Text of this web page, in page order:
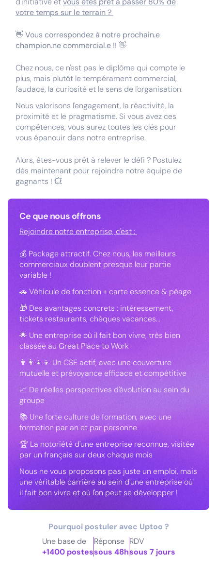
votre temps sur le terrain ?
👋Vous correspondez à notre prochain.e
champion.ne commercial.e !! 👋
Chez nous, ce n'est pas le diplôme qui compte le
plus, mais plutôt le tempérament commercial,
l'audace, la curiosité et le sens de l'organisation.
Nous valorisons l'engagement, la réactivité, la
proximité et le pragmatisme. Si vous avez ces
compétences, vous aurez toutes les clés pour
vous épanouir dans notre entreprise.
Alors, êtes-vous prêt à relever le défi ? Postulez
dès maintenant pour rejoindre notre équipe de
gagnants ! 💥
Ce que nous offrons
Rejoindre notre entreprise, c'est :
💰 Package attractif. Chez nous, les meilleurs
commerciaux doublent presque leur partie
variable !
🚗 Véhicule de fonction + carte essence & péage
🎁 Des avantages concrets : intéressement,
tickets restaurants, chèques vacances...
🌟 Une entreprise où il fait bon vivre, très bien
classée au Great Place to Work
👨‍👩‍👧‍👦 Un CSE actif, avec une couverture
mutuelle et prévoyance efficace et compétitive
📈 De réelles perspectives d'évolution au sein du
groupe
📚 Une forte culture de formation, avec une
formation par an et par personne
🏆 La notoriété d'une entreprise reconnue, visitée
par un français sur deux chaque mois
Nous ne vous proposons pas juste un emploi, mais
une véritable carrière au sein d'une entreprise où
il fait bon vivre et où l'on peut se développer !
Pourquoi postuler avec Uptoo ?
Une base de
+1400 postes
Réponse
sous 48h
RDV
sous 7 jours